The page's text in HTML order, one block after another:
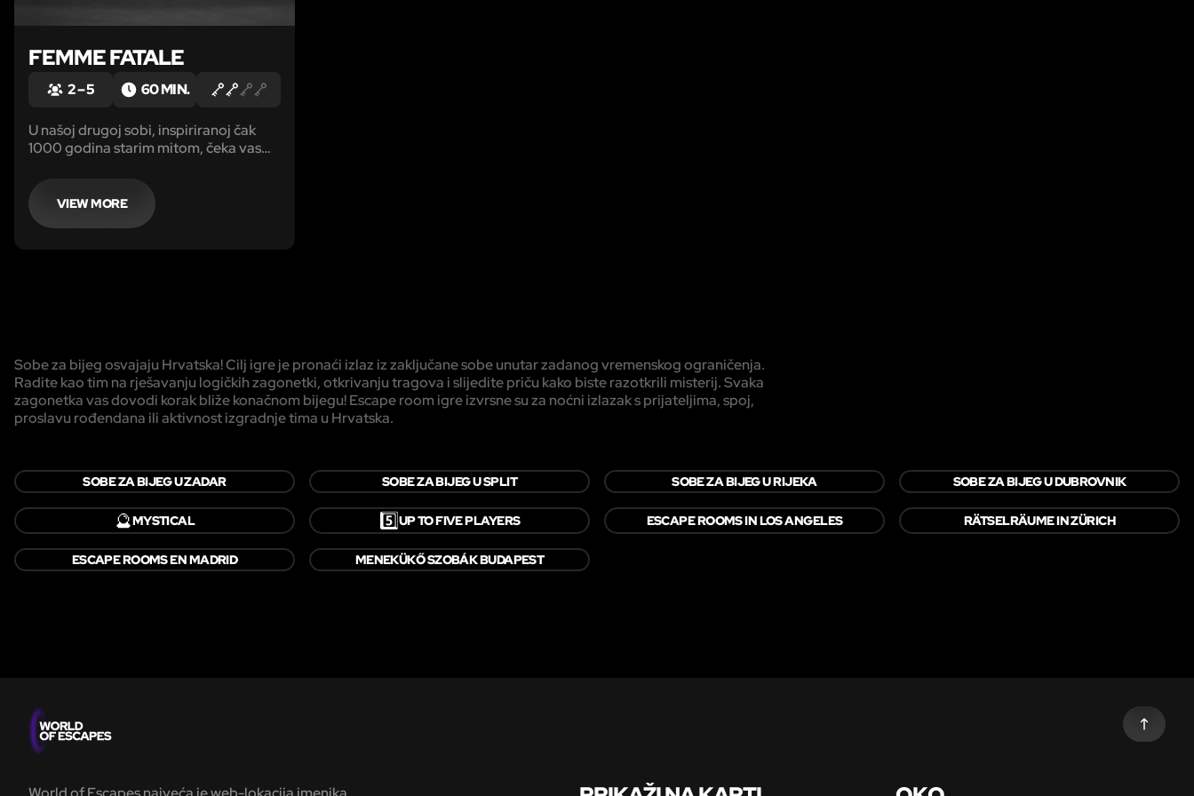
FEMME FATALE
2 – 5 60 MIN.
U našoj drugoj sobi, inspiriranoj čak
1000 godina starim mitom, čeka vas
VIEW MORE
Sobe za bijeg osvajaju Hrvatska! Cilj igre je pronaći izlaz iz zaključane sobe unutar zadanog vremenskog ograničenja.
Radite kao tim na rješavanju logičkih zagonetki, otkrivanju tragova i slijedite priču kako biste razotkrili misterij. Svaka
zagonetka vas dovodi korak bliže konačnom bijegu! Escape room igre izvrsne su za noćni izlazak s prijateljima, spoj,
proslavu rođendana ili aktivnost izgradnje tima u Hrvatska.
SOBE ZA BIJEG U ZADAR SOBE ZA BIJEG U SPLIT SOBE ZA BIJEG U RIJEKA SOBE ZA BIJEG U DUBROVNIK
🔮MYSTICAL 5️⃣UP TO FIVE PLAYERS ESCAPE ROOMS IN LOS ANGELES RÄTSELRÄUME IN ZÜRICH
ESCAPE ROOMS EN MADRID MENEKÜKŐ SZOBÁK BUDAPEST